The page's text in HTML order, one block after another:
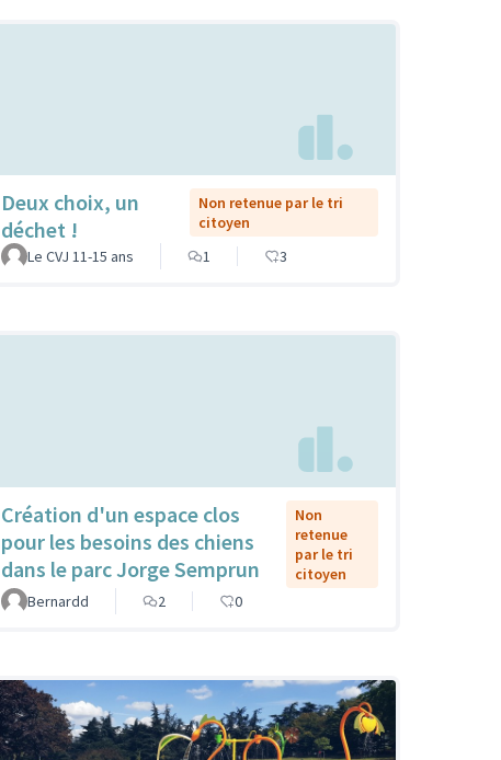
Deux choix, un
déchet !
Non retenue par le tri
citoyen
Le CVJ 11-15 ans
1 3
Création d'un espace clos
pour les besoins des chiens
dans le parc Jorge Semprun
Non
retenue
par le tri
citoyen
Bernardd
2 0